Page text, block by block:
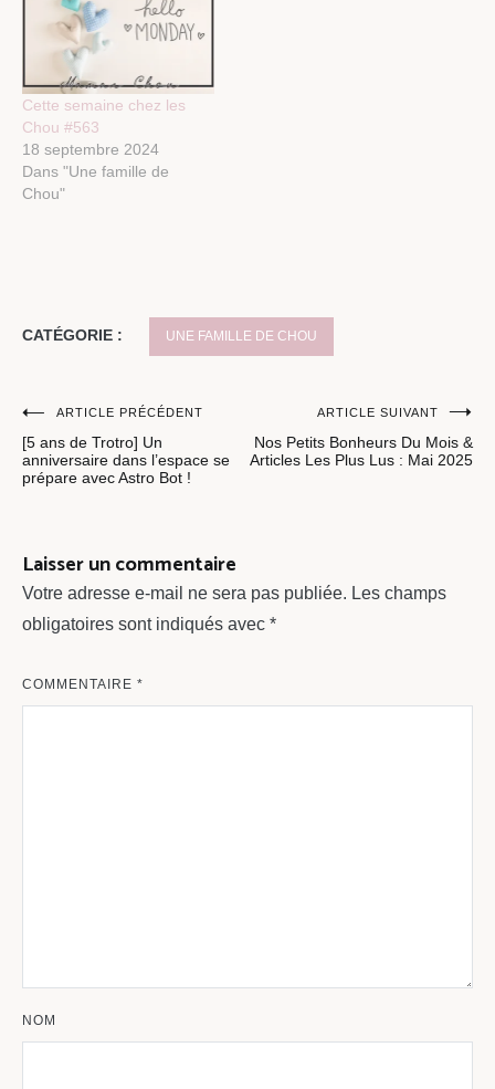
Cette semaine chez les
Chou #563
18 septembre 2024
Dans "Une famille de
Chou"
CATÉGORIE : UNE FAMILLE DE CHOU
Navigation
de
ARTICLE PRÉCÉDENT
[5 ans de Trotro] Un
anniversaire dans l’espace se
prépare avec Astro Bot !
ARTICLE SUIVANT
Nos Petits Bonheurs Du Mois &
Articles Les Plus Lus : Mai 2025
Laisser un commentaire
Votre adresse e-mail ne sera pas publiée. Les champs
obligatoires sont indiqués avec *
COMMENTAIRE *
NOM